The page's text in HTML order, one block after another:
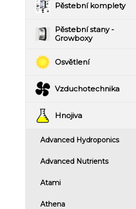
Pěstební komplety
Pěstební stany -
Growboxy
Osvětlení
Vzduchotechnika
Hnojiva
Advanced Hydroponics
Advanced Nutrients
Atami
Athena